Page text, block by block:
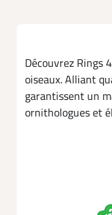
Découvrez Rings
oiseaux. Alliant
garantissent un
ornithologues et